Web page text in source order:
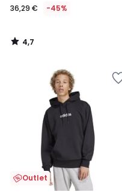
36,29 € -45%
4,7
/
Outlet